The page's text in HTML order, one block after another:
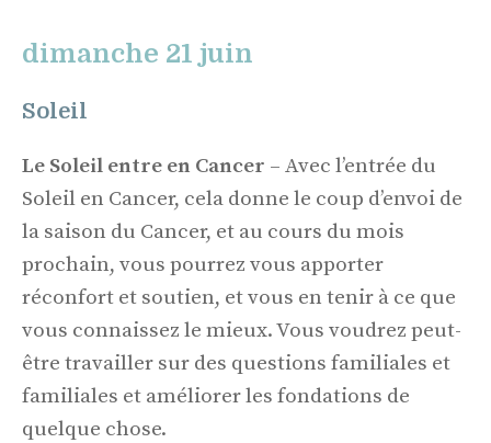
dimanche 21 juin
Soleil
Le Soleil entre en Cancer – Avec l’entrée du
Soleil en Cancer, cela donne le coup d’envoi de
la saison du Cancer, et au cours du mois
prochain, vous pourrez vous apporter
réconfort et soutien, et vous en tenir à ce que
vous connaissez le mieux. Vous voudrez peut-
être travailler sur des questions familiales et
familiales et améliorer les fondations de
quelque chose.